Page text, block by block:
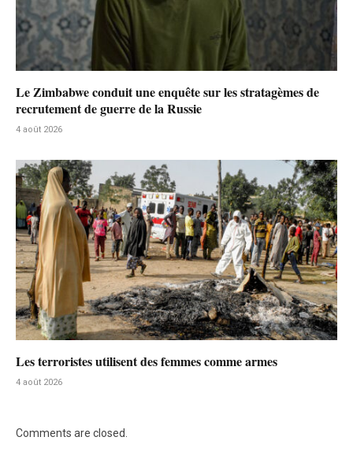
Le Zimbabwe conduit une enquête sur les stratagèmes de
recrutement de guerre de la Russie
4 août 2026
Les terroristes utilisent des femmes comme armes
4 août 2026
Comments are closed.